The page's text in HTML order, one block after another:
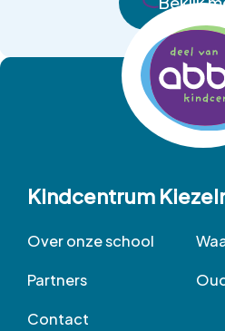
Kindcentrum
Over onze school
Partners
Contact